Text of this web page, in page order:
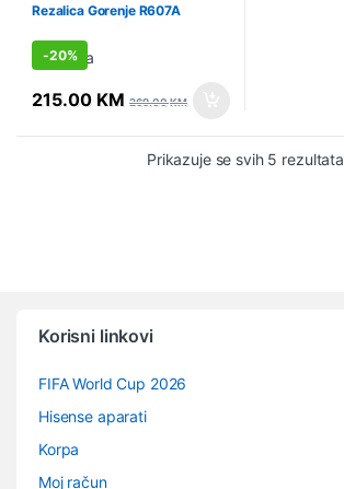
Rezalica Gorenje R607A
-20%
215.00 KM 269.00KM
Prikazuje se svih 5 rezultata
Korisni linkovi
FIFA World Cup 2026
Hisense aparati
Korpa
Moj račun